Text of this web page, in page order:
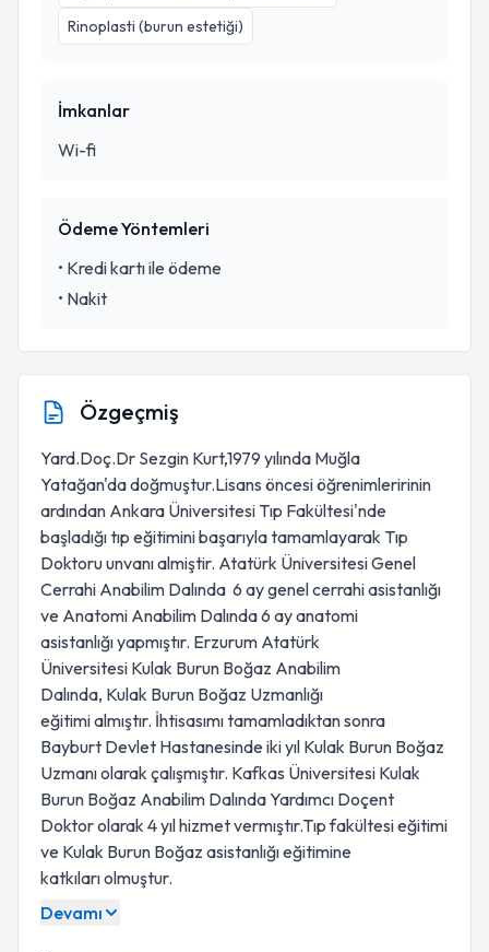
Rinoplasti (burun estetiği)
İmkanlar
Wi-fi
Ödeme Yöntemleri
• Kredi kartı ile ödeme
• Nakit
Özgeçmiş
Yard.Doç.Dr Sezgin Kurt,1979 yılında Muğla
Yatağan'da doğmuştur.Lisans öncesi öğrenimleririnin
ardından Ankara Üniversitesi Tıp Fakültesi'nde
başladığı tıp eğitimini başarıyla tamamlayarak Tıp
Doktoru unvanı almiştir. Atatürk Üniversitesi Genel
Cerrahi Anabilim Dalında 6 ay genel cerrahi asistanlığı
ve Anatomi Anabilim Dalında 6 ay anatomi
asistanlığı yapmıştır. Erzurum Atatürk
Üniversitesi Kulak Burun Boğaz Anabilim
Dalında, Kulak Burun Boğaz Uzmanlığı
eğitimi almıştır. İhtisasımı tamamladıktan sonra
Bayburt Devlet Hastanesinde iki yıl Kulak Burun Boğaz
Uzmanı olarak çalışmıştır. Kafkas Üniversitesi Kulak
Burun Boğaz Anabilim Dalında Yardımcı Doçent
Doktor olarak 4 yıl hizmet vermıştır.Tıp fakültesi eğitimi
ve Kulak Burun Boğaz asistanlığı eğitimine
katkıları olmuştur.
Devamı